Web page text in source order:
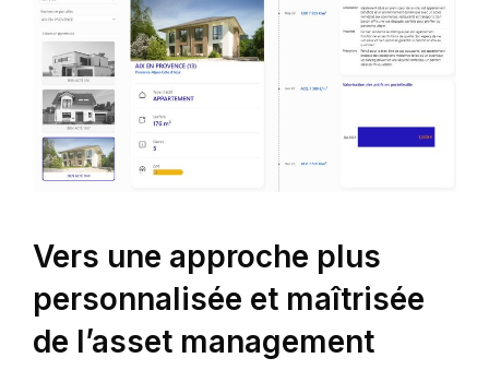
Vers une approche plus
personnalisée et maîtrisée
de l’asset management